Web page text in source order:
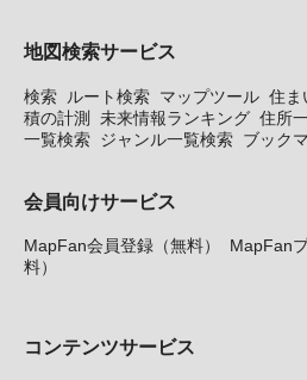
地図検索サービス
検索 ルート検索 マップツール 住ま
積の計測 未来情報ランキング 住所
一覧検索 ジャンル一覧検索 ブック
会員向けサービス
MapFan会員登録（無料）
MapFan
料）
コンテンツサービス